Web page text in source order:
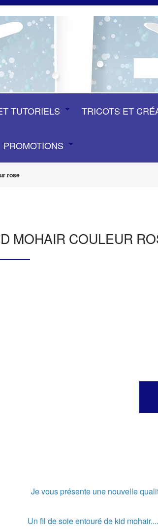
TUTORIELS TRICOTS ET
PROMOTIONS
rose
MOHAIR COULEUR
Je vous présente une nouvelle
Un fil de soie entouré de kid